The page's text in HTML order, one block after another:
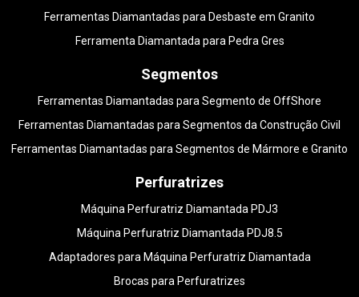
Ferramentas Diamantadas para Desbaste em Granito
Ferramenta Diamantada para Pedra Gres
Segmentos
Ferramentas Diamantadas para Segmento de OffShore
Ferramentas Diamantadas para Segmentos da Construção Civil
Ferramentas Diamantadas para Segmentos de Mármore e Granito
Perfuratrizes
Máquina Perfuratriz Diamantada PDJ3
Máquina Perfuratriz Diamantada PDJ8.5
Adaptadores para Máquina Perfuratriz Diamantada
Brocas para Perfuratrizes